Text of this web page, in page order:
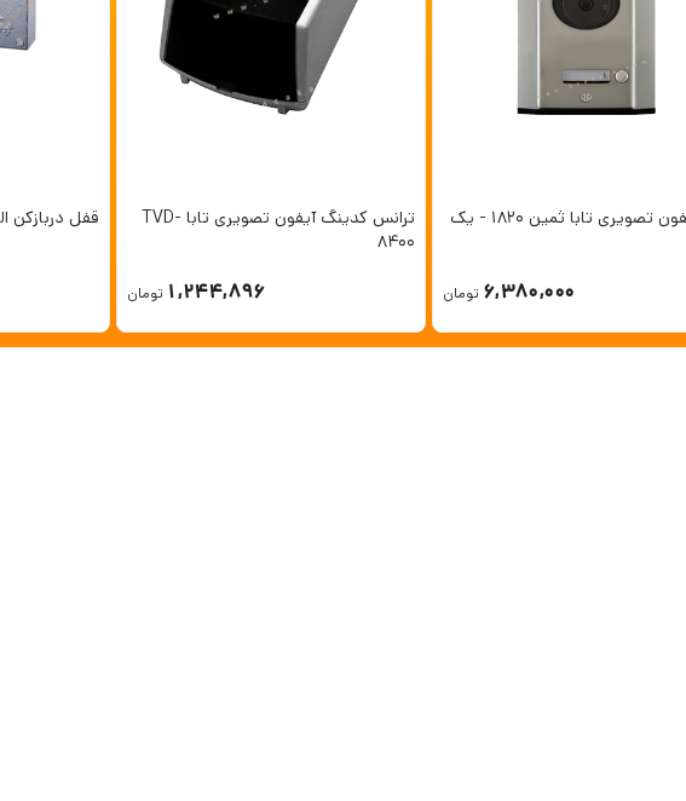
پنل آیفون تصویری تابا ثمین 1820 - یک
6,380,000 تومان
ترانس کدینگ آیفون تصویری تابا TVD-
8400
1,244,896 تومان
قفل دربازکن